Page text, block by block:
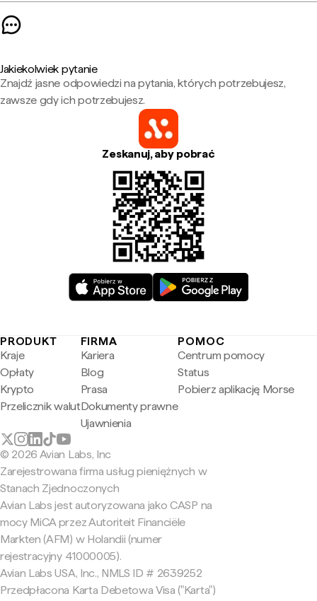
Jakiekolwiek pytanie
Znajdź jasne odpowiedzi na pytania, których potrzebujesz,
zawsze gdy ich potrzebujesz.
Zeskanuj, aby pobrać
PRODUKT
Kraje
Opłaty
Krypto
Przelicznik walut
FIRMA
Kariera
Blog
Prasa
Dokumenty prawne
Ujawnienia
POMOC
Centrum pomocy
Status
Pobierz aplikację Morse
© 2026 Avian Labs, Inc
Zarejestrowana firma usług pieniężnych w
Stanach Zjednoczonych
Avian Labs jest autoryzowana jako CASP na
mocy MiCA przez Autoriteit Financiële
Markten (AFM) w Holandii (numer
rejestracyjny 41000005).
Avian Labs USA, Inc., NMLS ID # 2639252
Przedpłacona Karta Debetowa Visa ("Karta")